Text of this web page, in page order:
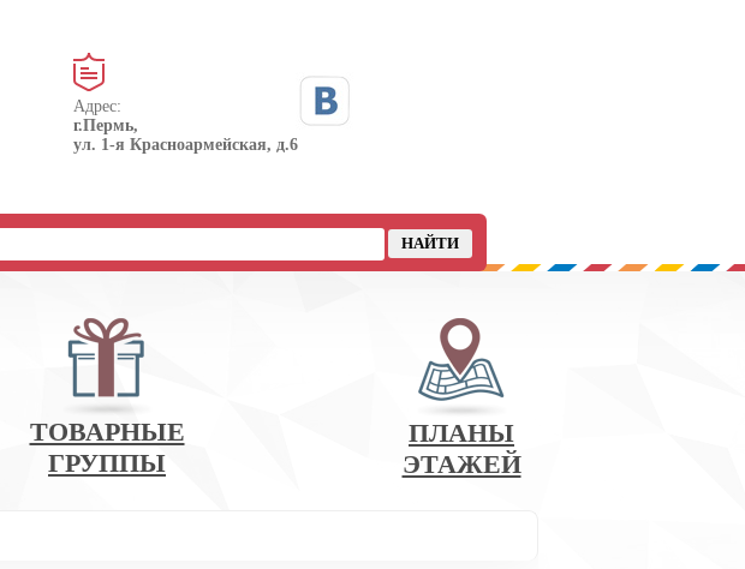
Адрес:
г.Пермь,
ул. 1-я Красноармейская, д.6
ТОВАРНЫЕ
ГРУППЫ
ПЛАНЫ
ЭТАЖЕЙ